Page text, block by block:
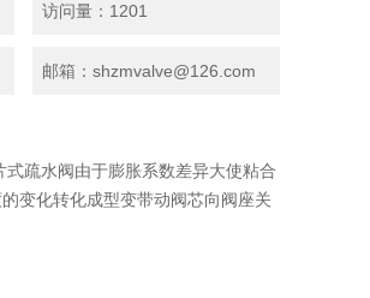
访问量：1201
邮箱：shzmvalve@126.com
疏水阀由于膨胀系数差异大使粘合
变化转化成型变带动阀芯向阀座关